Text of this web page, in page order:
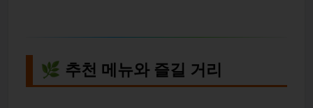
🌿 추천 메뉴와 즐길 거리